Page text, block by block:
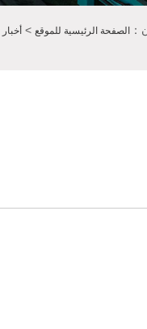
： الصفحة الرئيسية للموقع >أخبار